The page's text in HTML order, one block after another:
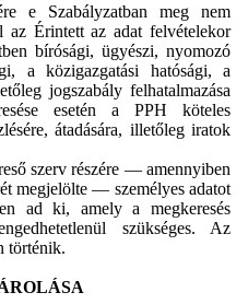
e Szabályzatban meg nem
az Érintett az adat felvételekor
bírósági, ügyészi, nyomozó
a közigazgatási hatósági, a
jogszabály felhatalmazása
esetén a PPH köteles
átadására, illetőleg iratok
szerv részére — amennyiben
megjelölte — személyes adatot
ad ki, amely a megkeresés
szükséges. Az
történik.